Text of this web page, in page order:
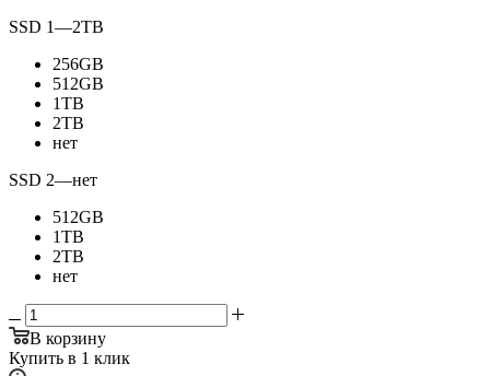
SSD 1—2TB
256GB
512GB
1TB
2TB
нет
SSD 2—нет
512GB
1TB
2TB
нет
В корзину
Купить в 1 клик